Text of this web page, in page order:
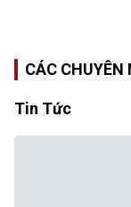
CÁC CHUYÊN
Tin Tức